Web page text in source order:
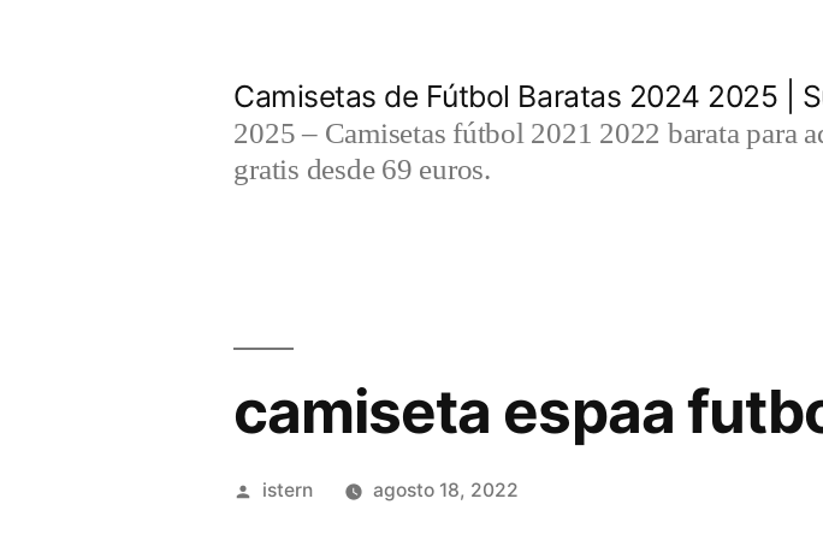
Camisetas de Fútbol Baratas 2024 2025 |
2025 – Camisetas fútbol 2021 2022 barata para
gratis desde 69 euros.
camiseta espaa
Publicado
istern agosto 18, 2022